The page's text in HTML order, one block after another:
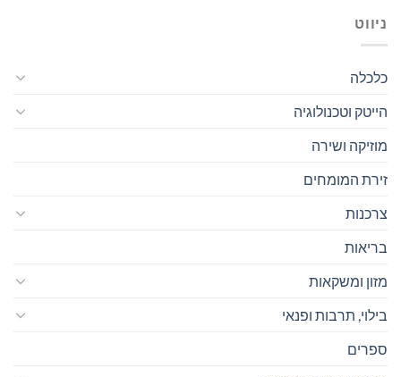
ניווט
כלכלה
הייטק וטכנולוגיה
מוזיקה ושירה
זירת המומחים
צרכנות
בריאות
מזון ומשקאות
בילוי, תרבות ופנאי
ספרים